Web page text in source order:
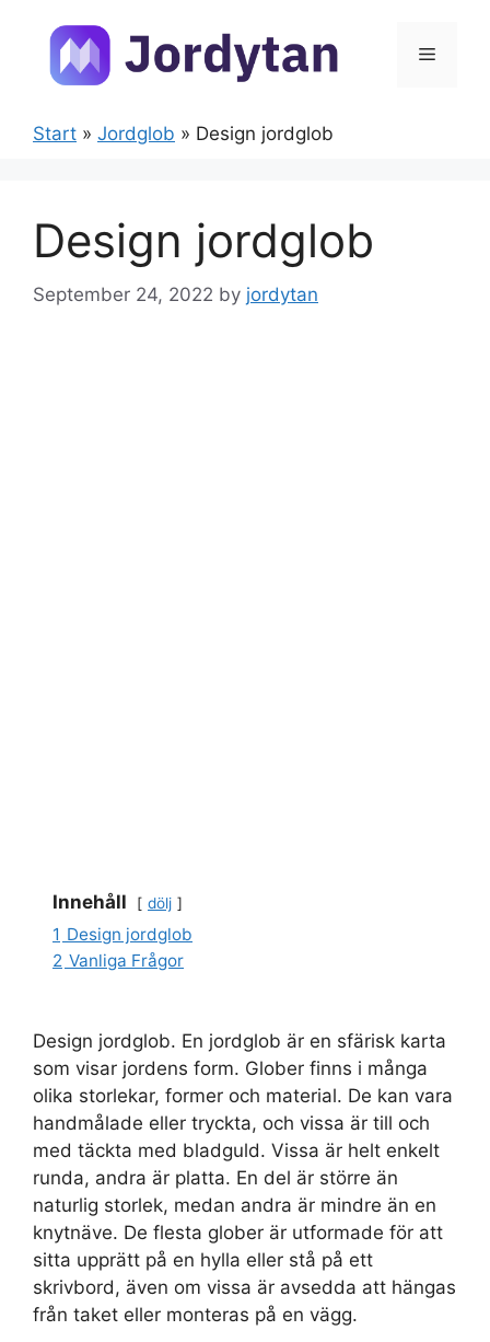
content
Menu
Start » Jordglob » Design jordglob
Design jordglob
September 24, 2022 by jordytan
Innehåll dölj
1 Design jordglob
2 Vanliga Frågor
Design jordglob. En jordglob är en sfärisk karta
som visar jordens form. Glober finns i många
olika storlekar, former och material. De kan vara
handmålade eller tryckta, och vissa är till och
med täckta med bladguld. Vissa är helt enkelt
runda, andra är platta. En del är större än
naturlig storlek, medan andra är mindre än en
knytnäve. De flesta glober är utformade för att
sitta upprätt på en hylla eller stå på ett
skrivbord, även om vissa är avsedda att hängas
från taket eller monteras på en vägg.